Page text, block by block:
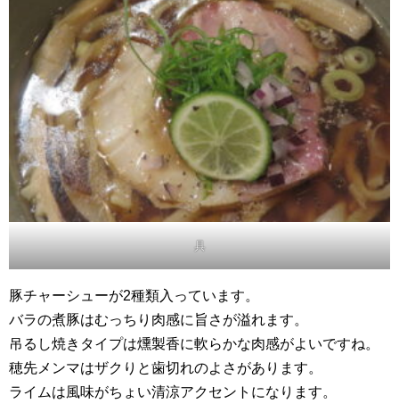
具
豚チャーシューが2種類入っています。
バラの煮豚はむっちり肉感に旨さが溢れます。
吊るし焼きタイプは燻製香に軟らかな肉感がよいですね。
穂先メンマはザクりと歯切れのよさがあります。
ライムは風味がちょい清涼アクセントになります。